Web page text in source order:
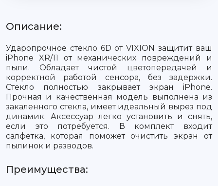
Описание:
Ударопрочное стекло 6D от VIXION защитит ваш
iPhone XR/11 от механических повреждений и
пыли. Обладает чистой цветопередачей и
корректной работой сенсора, без задержки.
Стекло полностью закрывает экран iPhone.
Прочная и качественная модель выполнена из
закаленного стекла, имеет идеальный вырез под
динамик. Аксессуар легко установить и снять,
если это потребуется. В комплект входит
салфетка, которая поможет очистить экран от
пылинок и разводов.
Преимущества: